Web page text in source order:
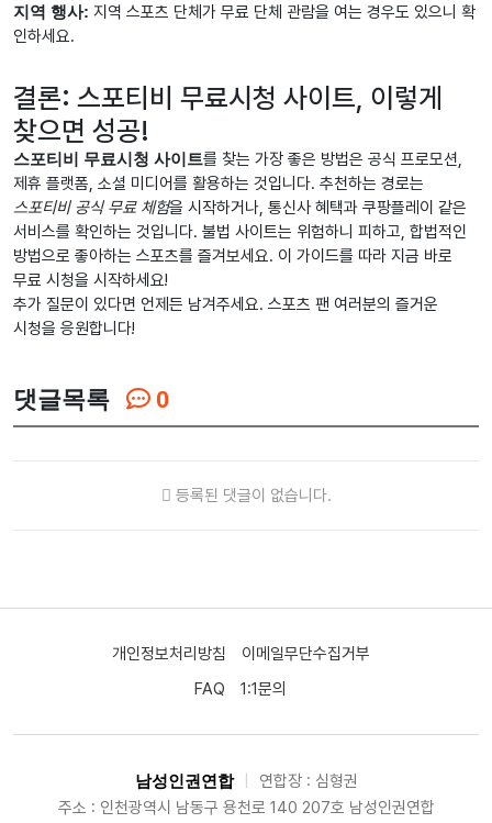
지역 행사: 지역 스포츠 단체가 무료 단체 관람을 여는 경우도 있으니 확
인하세요.
결론: 스포티비 무료시청 사이트, 이렇게
찾으면 성공!
스포티비 무료시청 사이트를 찾는 가장 좋은 방법은 공식 프로모션,
제휴 플랫폼, 소셜 미디어를 활용하는 것입니다. 추천하는 경로는
스포티비 공식 무료 체험을 시작하거나, 통신사 혜택과 쿠팡플레이 같은
서비스를 확인하는 것입니다. 불법 사이트는 위험하니 피하고, 합법적인
방법으로 좋아하는 스포츠를 즐겨보세요. 이 가이드를 따라 지금 바로
무료 시청을 시작하세요!
추가 질문이 있다면 언제든 남겨주세요. 스포츠 팬 여러분의 즐거운
시청을 응원합니다!
댓글목록 0
등록된 댓글이 없습니다.
개인정보처리방침
이메일무단수집거부
FAQ
1:1문의
남성인권연합
연합장 : 심형권
주소 : 인천광역시 남동구 용천로 140 207호 남성인권연합